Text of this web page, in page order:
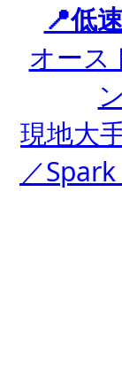
📍低
オース
現地大
／